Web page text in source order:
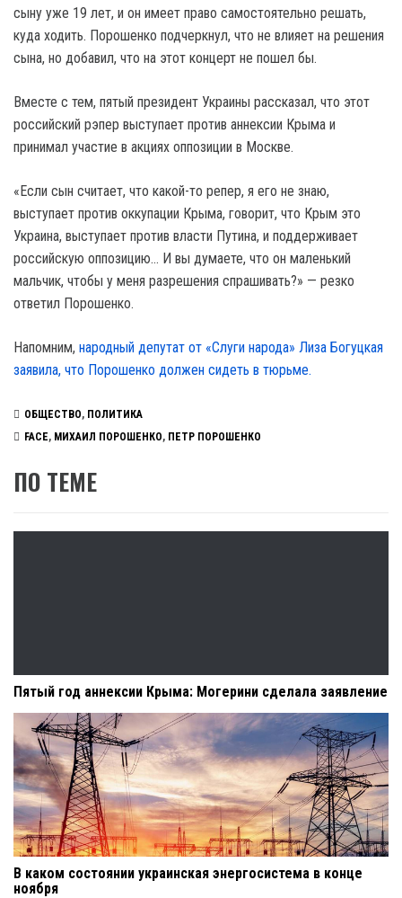
сыну уже 19 лет, и он имеет право самостоятельно решать,
куда ходить. Порошенко подчеркнул, что не влияет на решения
сына, но добавил, что на этот концерт не пошел бы.
Вместе с тем, пятый президент Украины рассказал, что этот
российский рэпер выступает против аннексии Крыма и
принимал участие в акциях оппозиции в Москве.
«Если сын считает, что какой-то репер, я его не знаю,
выступает против оккупации Крыма, говорит, что Крым это
Украина, выступает против власти Путина, и поддерживает
российскую оппозицию… И вы думаете, что он маленький
мальчик, чтобы у меня разрешения спрашивать?» — резко
ответил Порошенко.
Напомним, народный депутат от «Слуги народа» Лиза Богуцкая
заявила, что Порошенко должен сидеть в тюрьме.
ОБЩЕСТВО, ПОЛИТИКА
FACE, МИХАИЛ ПОРОШЕНКО, ПЕТР ПОРОШЕНКО
ПО ТЕМЕ
Пятый год аннексии Крыма: Могерини сделала заявление
В каком состоянии украинская энергосистема в конце
ноября